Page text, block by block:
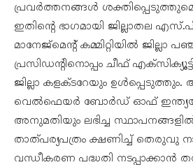
പ്രവർത്തനങ്ങൾ
ഇതിന്റെ ഭാഗമായി ജില്ലാതല
മാനേജ്മെന്റ് കമ്മിറ്റിയിൽ ജില്ലാ
പ്രസിഡന്റിനൊപ്പം ചീഫ്
ജില്ലാ കളക്ടറേയും
വെൽഫെയർ ബോർഡ് ഓഫ്
അനുമതിയും ലഭിച്ച
താത്പര്യപത്രം ക്ഷണിച്ച് തെരുവു
വന്ധീകരണ പദ്ധതി നടപ്പാക്കാൻ